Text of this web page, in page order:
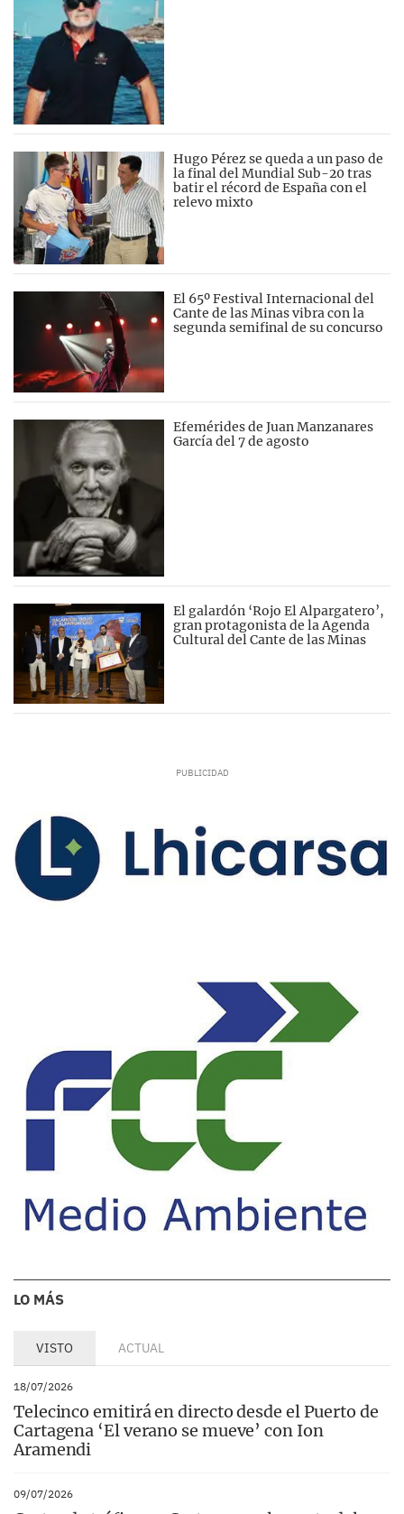
Hugo Pérez se queda a un paso de
la final del Mundial Sub-20 tras
batir el récord de España con el
relevo mixto
El 65º Festival Internacional del
Cante de las Minas vibra con la
segunda semifinal de su concurso
Efemérides de Juan Manzanares
García del 7 de agosto
El galardón ‘Rojo El Alpargatero’,
gran protagonista de la Agenda
Cultural del Cante de las Minas
LO MÁS
VISTO ACTUAL
18/07/2026
Telecinco emitirá en directo desde el Puerto de
Cartagena ‘El verano se mueve’ con Ion
Aramendi
09/07/2026